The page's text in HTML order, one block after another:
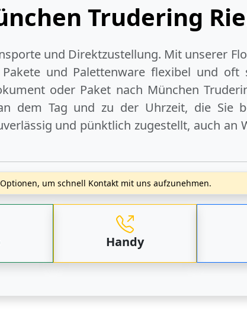
Trudering
und Direktzustellung. Mit unserer
und Palettenware flexibel und oft
oder Paket nach München
dem Tag und zu der Uhrzeit, die Sie
und pünktlich zugestellt, auch an
um schnell Kontakt mit uns aufzunehmen.
Handy